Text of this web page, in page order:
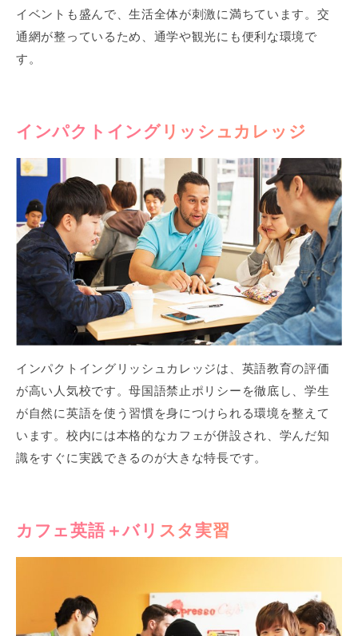
イベントも盛んで、生活全体が刺激に満ちています。交
通網が整っているため、通学や観光にも便利な環境で
す。
インパクトイングリッシュカレッジ
インパクトイングリッシュカレッジは、英語教育の評価
が高い人気校です。母国語禁止ポリシーを徹底し、学生
が自然に英語を使う習慣を身につけられる環境を整えて
います。校内には本格的なカフェが併設され、学んだ知
識をすぐに実践できるのが大きな特長です。
カフェ英語＋バリスタ実習